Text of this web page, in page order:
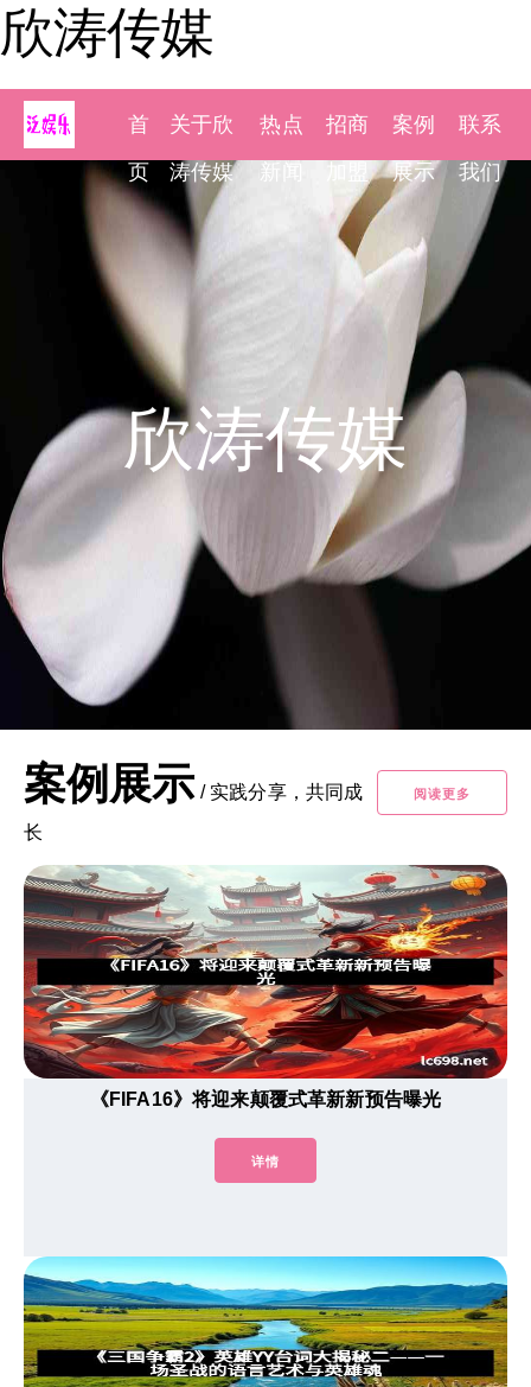
欣涛传媒
首
页
关于欣
涛传媒
热点
新闻
招商
加盟
案例
展示
联系
我们
欣涛传媒
案例展示 / 实践分享，共同成
长
阅读更多
《FIFA16》将迎来颠覆式革新新预告曝光
详情